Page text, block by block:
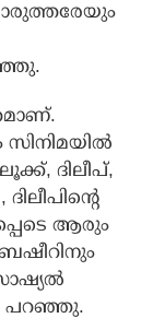
ദിലീപ്,
ആരും
പറഞ്ഞു.